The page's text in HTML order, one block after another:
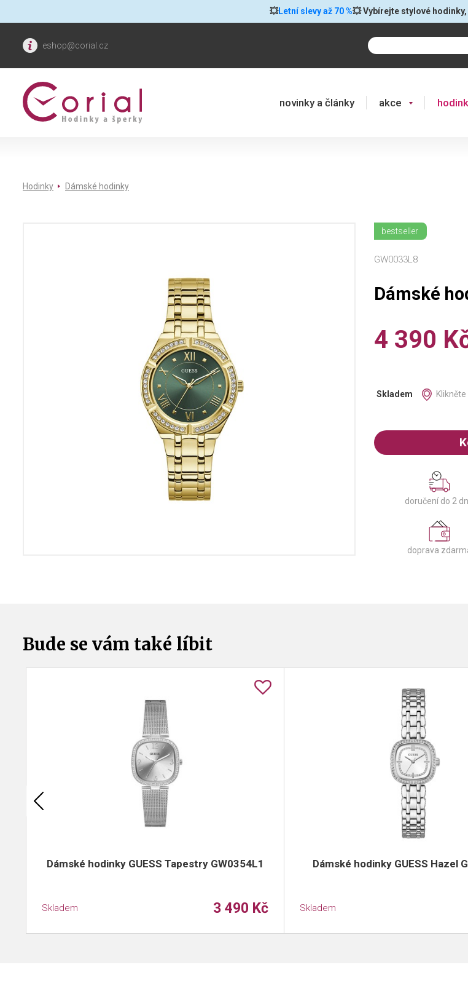
💥Letní slevy až 70 %💥 Vybírejte stylové
eshop@corial.cz
novinky a články akce
Hodinky Dámské hodinky
bestseller
GW0033L8
Dámské
4 390
Skladem
doručení do 2
doprava
Bude se vám také líbit
Dámské hodinky GUESS Tapestry GW0354L1
Skladem 3 490 Kč
Dámské hodinky GUESS Hazel
Skladem